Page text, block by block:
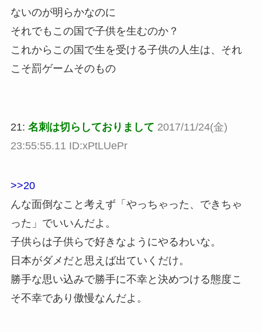
ないのが明らかなのに
それでもこの国で子供を生むのか？
これからこの国で生を受ける子供の人生は、それ
こそ罰ゲームそのもの
21: 名刺は切らしておりまして 2017/11/24(金)
23:55:55.11 ID:xPtLUePr
>>20
んな面倒なこと考えず「やっちゃった、できちゃ
った」でいいんだよ。
子供らは子供らで好きなようにやるわいな。
日本がダメだと思えば出ていくだけ。
勝手な思い込みで勝手に不幸と決めつける態度こ
そ不幸であり傲慢なんだよ。